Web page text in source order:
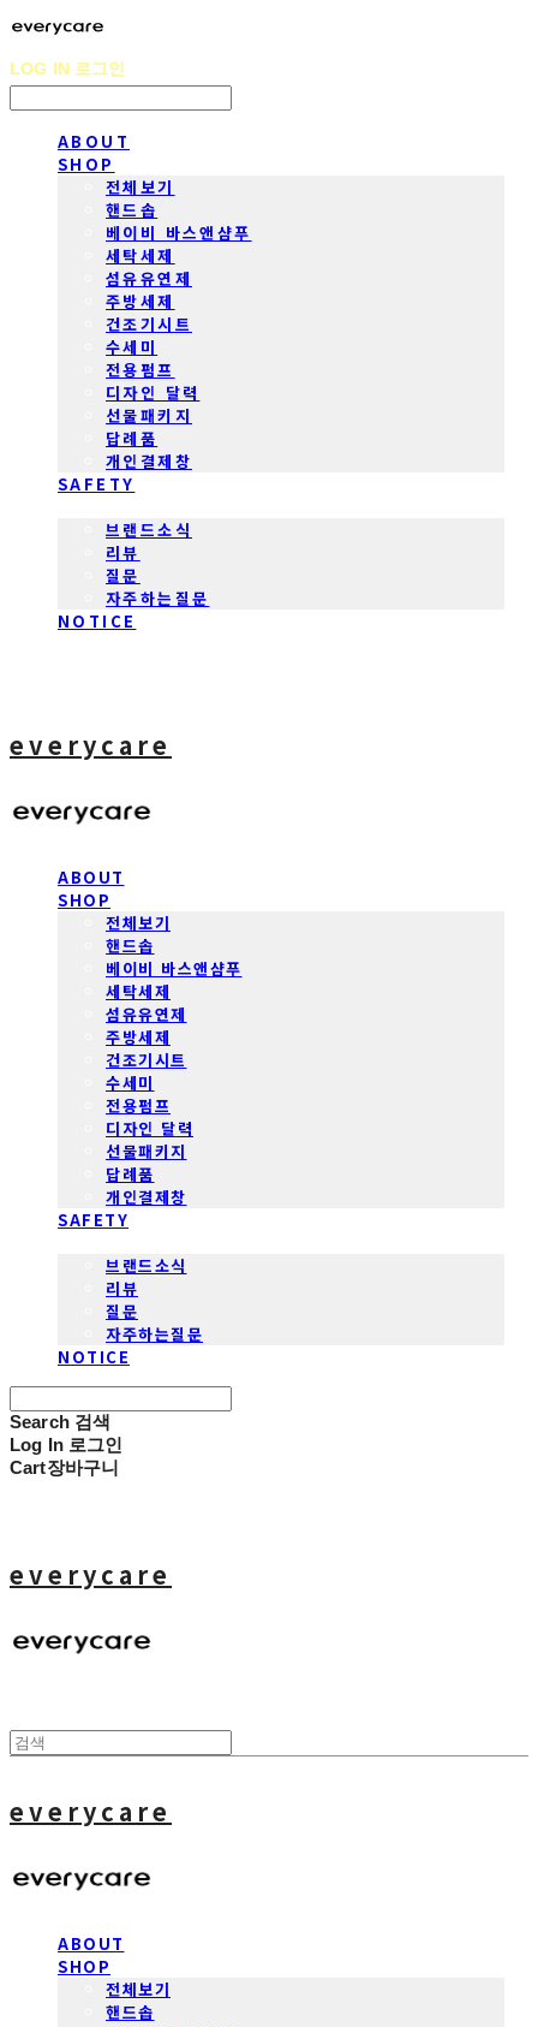
LOG IN 로그인
ABOUT
SHOP
전체보기
핸드솝
베이비 바스앤샴푸
세탁세제
섬유유연제
주방세제
건조기시트
수세미
전용펌프
디자인 달력
선물패키지
답례품
개인결제창
SAFETY
브랜드소식
리뷰
질문
자주하는질문
NOTICE
everycare
ABOUT
SHOP
전체보기
핸드솝
베이비 바스앤샴푸
세탁세제
섬유유연제
주방세제
건조기시트
수세미
전용펌프
디자인 달력
선물패키지
답례품
개인결제창
SAFETY
브랜드소식
리뷰
질문
자주하는질문
NOTICE
Search 검색
Log In 로그인
Cart장바구니
everycare
everycare
ABOUT
SHOP
전체보기
핸드솝